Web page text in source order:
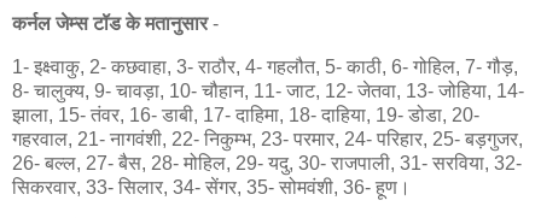
कर्नल जेम्स टॉड के मतानुसार-
1- इक्ष्वाकु, 2- कछवाहा, 3- राठौर, 4- गहलौत, 5- काठी, 6- गोहिल, 7- गौड़,
8- चालुक्य, 9- चावड़ा, 10- चौहान, 11- जाट, 12- जेतवा, 13- जोहिया, 14-
झाला, 15- तंवर, 16- डाबी, 17- दाहिमा, 18- दाहिया, 19- डोडा, 20-
गहरवाल, 21- नागवंशी, 22- निकुम्भ, 23- परमार, 24- परिहार, 25- बड़गुजर,
26- बल्ल, 27- बैस, 28- मोहिल, 29- यदु, 30- राजपाली, 31- सरविया, 32-
सिकरवार, 33- सिलार, 34- सेंगर, 35- सोमवंशी, 36- हूण।